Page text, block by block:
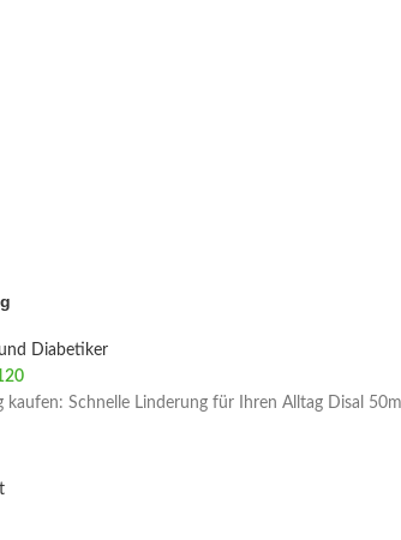
Diabetiker
kaufen: Schnelle Linderung für Ihren Alltag Disal